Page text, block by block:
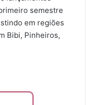
semestre
em regiões
Bibi, Pinheiros,